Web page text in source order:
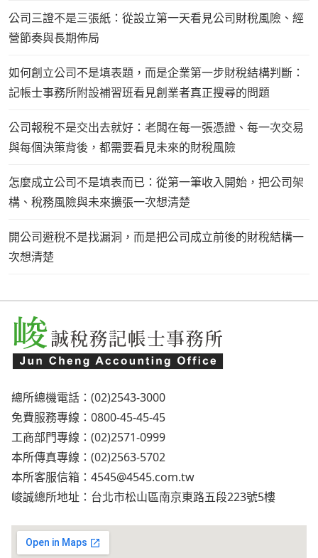
公司三證不是三張紙：從設立第一天看見公司財稅風險、經
營節奏與長期佈局
如何創立公司不是填表題，而是企業第一步財稅結構判斷：
記帳士事務所附設補習班看見創業者真正搜尋的問題
公司報稅不是交出去就好：老闆在每一張憑證、每一次交易
與每個決策背後，都需要看見未來的財稅風險
怎麼成立公司不是填表而已：從第一筆收入開始，把公司架
構、稅務風險與未來擴張一次想清楚
開公司避稅不是找漏洞，而是把公司成立前後的財稅結構一
次想清楚
總所總機電話：(02)2543-3000
免費服務專線：0800-45-45-45
工商部門專線：(02)2571-0999
本所傳真專線：(02)2563-5702
本所客服信箱： 4545@4545.com.tw
峻誠總所地址：台北市松山區南京東路五段223號5樓